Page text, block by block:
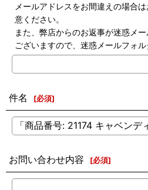
メールアドレスをお間違えの場合
意ください。
また、弊店からのお返事が迷惑メ
ございますので、迷惑メールフォル
件名 [必須]
お問い合わせ内容 [必須]